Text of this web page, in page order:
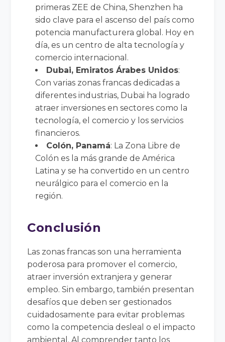
primeras ZEE de China, Shenzhen ha
sido clave para el ascenso del país como
potencia manufacturera global. Hoy en
día, es un centro de alta tecnología y
comercio internacional.
Dubai, Emiratos Árabes Unidos:
Con varias zonas francas dedicadas a
diferentes industrias, Dubai ha logrado
atraer inversiones en sectores como la
tecnología, el comercio y los servicios
financieros.
Colón, Panamá: La Zona Libre de
Colón es la más grande de América
Latina y se ha convertido en un centro
neurálgico para el comercio en la
región.
Conclusión
Las zonas francas son una herramienta
poderosa para promover el comercio,
atraer inversión extranjera y generar
empleo. Sin embargo, también presentan
desafíos que deben ser gestionados
cuidadosamente para evitar problemas
como la competencia desleal o el impacto
ambiental. Al comprender tanto los